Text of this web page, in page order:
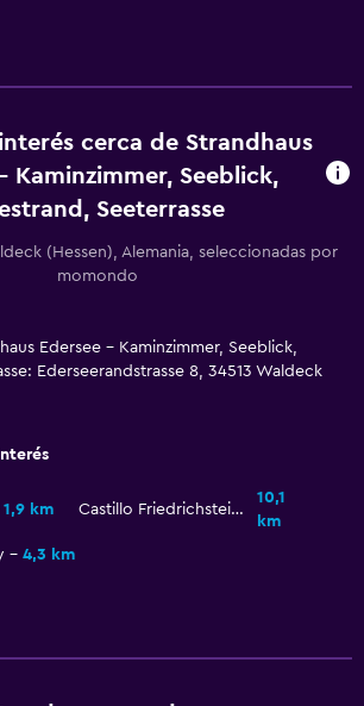
cerca de Strandhaus
Kaminzimmer, Seeblick,
Seeterrasse
(Hessen), Alemania, seleccionadas por
momondo
Edersee - Kaminzimmer, Seeblick,
Ederseerandstrasse 8, 34513 Waldeck
1,9 km Castillo Friedrichstein
10,1
km
4,3 km